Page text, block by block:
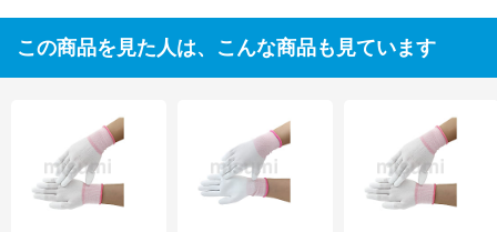
この商品を見た人は、こんな商品も見ています